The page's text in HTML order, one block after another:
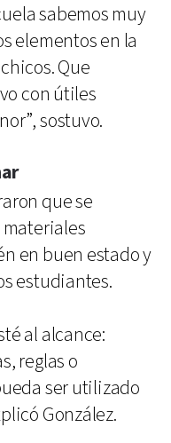
sabemos muy
elementos en la
Que
con útiles
sostuvo.
que se
en buen estado y
estudiantes.
al alcance:
reglas o
ser utilizado
González.